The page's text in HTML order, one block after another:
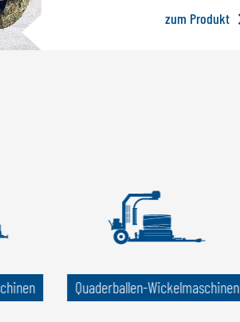
zum Produkt
Quader­ballen-Wickel­maschinen